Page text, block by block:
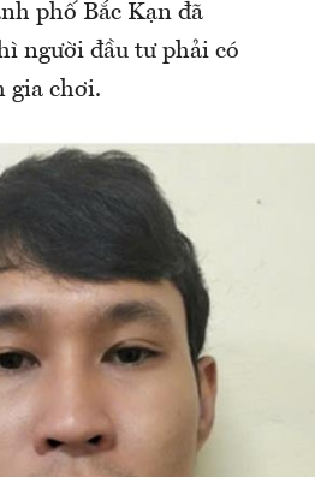
phố Bắc Kạn đã
người đầu tư phải có
gia chơi.